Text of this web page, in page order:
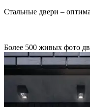
Стальные двери –
Более 500 живых фото